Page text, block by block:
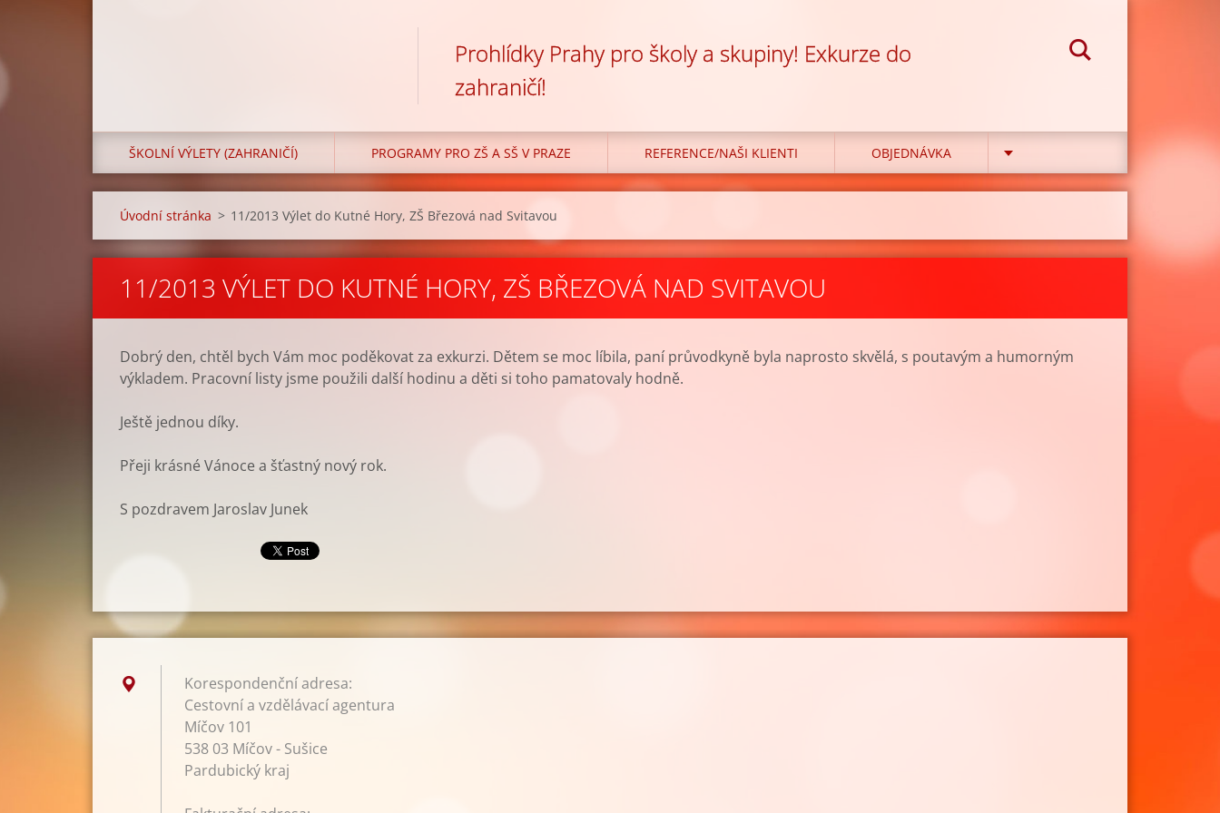
Prohlídky Prahy pro školy a skupiny! Exkurze do
zahraničí!
ŠKOLNÍ VÝLETY (ZAHRANIČÍ) PROGRAMY PRO ZŠ A SŠ V PRAZE REFERENCE/NAŠI KLIENTI OBJEDNÁVKA
Úvodní stránka > 11/2013 Výlet do Kutné Hory, ZŠ Březová nad Svitavou
11/2013 VÝLET DO KUTNÉ HORY, ZŠ BŘEZOVÁ NAD SVITAVOU
Dobrý den, chtěl bych Vám moc poděkovat za exkurzi. Dětem se moc líbila, paní průvodkyně byla naprosto skvělá, s poutavým a humorným
výkladem. Pracovní listy jsme použili další hodinu a děti si toho pamatovaly hodně.
Ještě jednou díky.
Přeji krásné Vánoce a šťastný nový rok.
S pozdravem Jaroslav Junek
Korespondenční adresa:
Cestovní a vzdělávací agentura
Míčov 101
538 03 Míčov - Sušice
Pardubický kraj